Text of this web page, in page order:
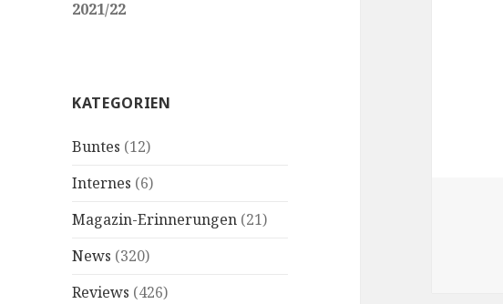
2021/22
KATEGORIEN
Buntes (12)
Internes (6)
Magazin-Erinnerungen (21)
News (320)
Reviews (426)